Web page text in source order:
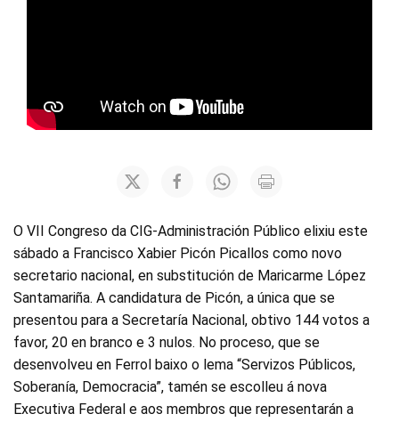
O VII Congreso da CIG-Administración Público elixiu este
sábado a Francisco Xabier Picón Picallos como novo
secretario nacional, en substitución de Maricarme López
Santamariña. A candidatura de Picón, a única que se
presentou para a Secretaría Nacional, obtivo 144 votos a
favor, 20 en branco e 3 nulos. No proceso, que se
desenvolveu en Ferrol baixo o lema “Servizos Públicos,
Soberanía, Democracia”, tamén se escolleu á nova
Executiva Federal e aos membros que representarán a